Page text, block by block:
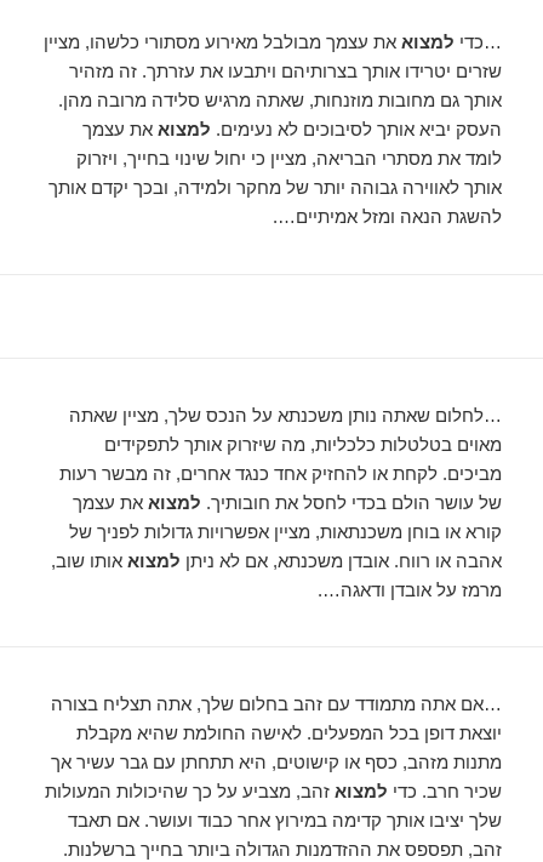
…כדי למצוא את עצמך מבולבל מאירוע מסתורי כלשהו, ​​מציין
שזרים יטרידו אותך בצרותיהם ויתבעו את עזרתך. זה מזהיר
אותך גם מחובות מוזנחות, שאתה מרגיש סלידה מרובה מהן.
העסק יביא אותך לסיבוכים לא נעימים. למצוא את עצמך
לומד את מסתרי הבריאה, מציין כי יחול שינוי בחייך, ויזרוק
אותך לאווירה גבוהה יותר של מחקר ולמידה, ובכך יקדם אותך
להשגת הנאה ומזל אמיתיים….
…לחלום שאתה נותן משכנתא על הנכס שלך, מציין שאתה
מאוים בטלטלות כלכליות, מה שיזרוק אותך לתפקידים
מביכים. לקחת או להחזיק אחד כנגד אחרים, זה מבשר רעות
של עושר הולם בכדי לחסל את חובותיך. למצוא את עצמך
קורא או בוחן משכנתאות, מציין אפשרויות גדולות לפניך של
אהבה או רווח. אובדן משכנתא, אם לא ניתן למצוא אותו שוב,
מרמז על אובדן ודאגה….
…אם אתה מתמודד עם זהב בחלום שלך, אתה תצליח בצורה
יוצאת דופן בכל המפעלים. לאישה החולמת שהיא מקבלת
מתנות מזהב, כסף או קישוטים, היא תתחתן עם גבר עשיר אך
שכיר חרב. כדי למצוא זהב, מצביע על כך שהיכולות המעולות
שלך יציבו אותך קדימה במירוץ אחר כבוד ועושר. אם תאבד
זהב, תפספס את ההזדמנות הגדולה ביותר בחייך ברשלנות.